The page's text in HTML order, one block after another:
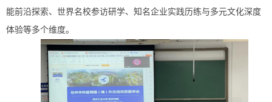
能前沿探索、世界名校参访研学、知名企业实践历练与多元文化深度
体验等多个维度。